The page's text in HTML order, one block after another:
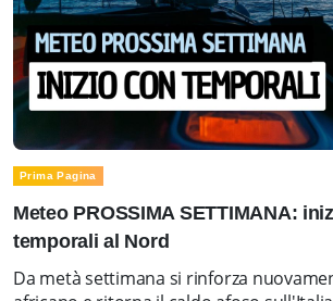
Prima Pagina
Meteo PROSSIMA SETTIMANA:
temporali al Nord
Da metà settimana si rinforza